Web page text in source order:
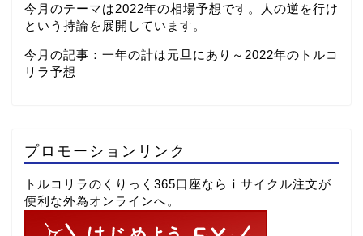
今月のテーマは2022年の相場予想です。人の逆を行け
という持論を展開しています。
今月の記事： 一年の計は元旦にあり～2022年のトルコ
リラ予想
プロモーションリンク
トルコリラのくりっく365口座ならⅰサイクル注文が
便利な外為オンラインへ。